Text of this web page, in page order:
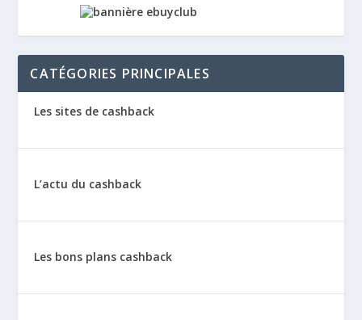
CATÉGORIES PRINCIPALES
Les sites de cashback
L’actu du cashback
Les bons plans cashback